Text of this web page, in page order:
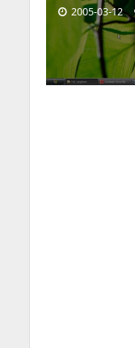
2005-03-12